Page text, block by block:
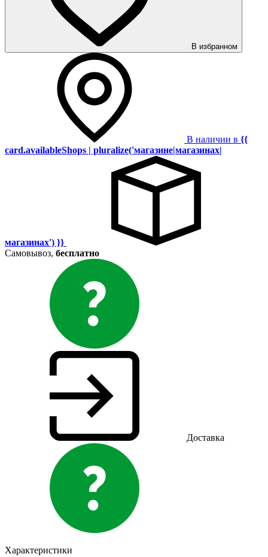
В избранном
В наличии в {{
card.availableShops | pluralize('магазине|магазинах|
магазинах') }}
Самовывоз, бесплатно
Доставка
Характеристики